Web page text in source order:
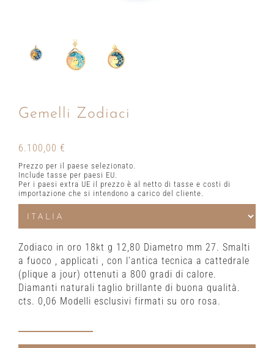
Gemelli Zodiaci
6.100,00 €
Prezzo per il paese selezionato.
Include tasse per paesi EU.
Per i paesi extra UE il prezzo è al netto di tasse e costi di
importazione che si intendono a carico del cliente.
Zodiaco in oro 18kt g 12,80 Diametro mm 27. Smalti
a fuoco , applicati , con l’antica tecnica a cattedrale
(plique a jour) ottenuti a 800 gradi di calore.
Diamanti naturali taglio brillante di buona qualità.
cts. 0,06 Modelli esclusivi firmati su oro rosa.